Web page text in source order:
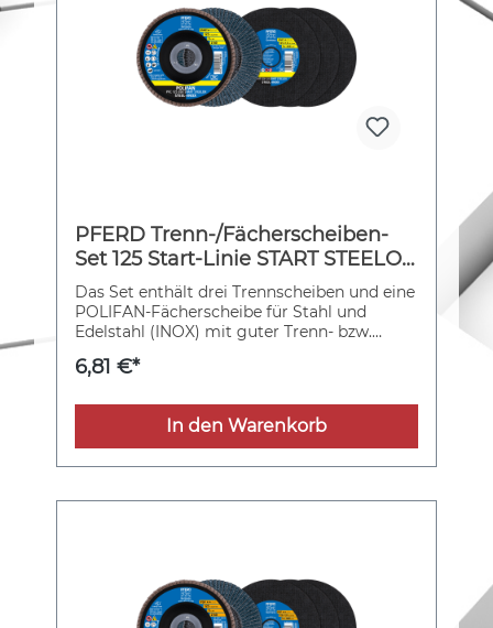
PFERD Trenn-/Fächerscheiben-
Set 125 Start-Linie START STEELOX
EHT 1,0/PFC Z60 für
Stahl/Edelstahl
Das Set enthält drei Trennscheiben und eine
POLIFAN-Fächerscheibe für Stahl und
Edelstahl (INOX) mit guter Trenn- bzw.
6,81 €*
In den Warenkorb